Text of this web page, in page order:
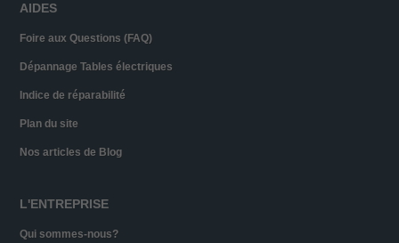
AIDES
Foire aux Questions (FAQ)
Dépannage Tables électriques
Indice de réparabilité
Plan du site
Nos articles de Blog
L'ENTREPRISE
Qui sommes-nous?